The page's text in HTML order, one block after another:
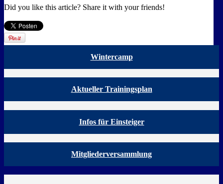
Did you like this article? Share it with your friends!
Wintercamp
Aktueller Trainingsplan
Infos für Einsteiger
Mitgliederversammlung